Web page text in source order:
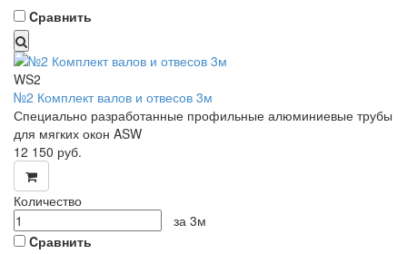
Cравнить
WS2
№2 Комплект валов и отвесов 3м
Специально разработанные профильные алюминиевые трубы
для мягких окон ASW
12 150 руб.
Количество
за 3м
Cравнить